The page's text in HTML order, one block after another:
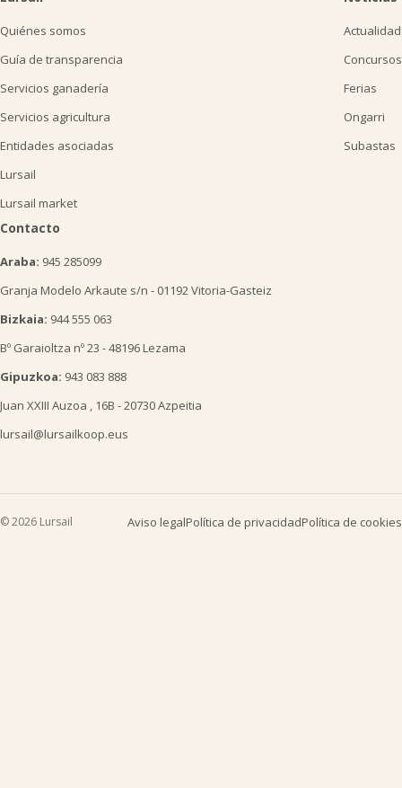
Quiénes somos
Guía de transparencia
Servicios ganadería
Servicios agricultura
Entidades asociadas
Lursail
Lursail market
Actualidad
Concursos
Ferias
Ongarri
Subastas
Contacto
Araba: 945 285099
Granja Modelo Arkaute s/n - 01192 Vitoria-Gasteiz
Bizkaia: 944 555 063
Bº Garaioltza nº 23 - 48196 Lezama
Gipuzkoa: 943 083 888
Juan XXIII Auzoa , 16B - 20730 Azpeitia
lursail@lursailkoop.eus
© 2026 Lursail Aviso legalPolítica de privacidadPolítica de cookies